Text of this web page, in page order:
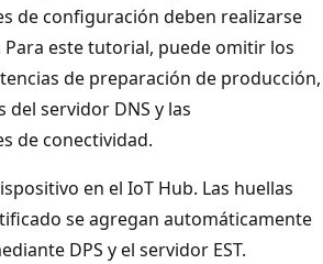
de configuración deben realizarse
este tutorial, puede omitir los
de preparación de producción,
del servidor DNS y las
de conectividad.
en el IoT Hub. Las huellas
se agregan automáticamente
DPS y el servidor EST.